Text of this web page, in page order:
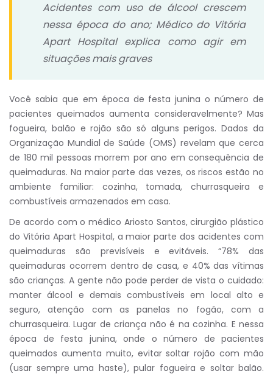
Acidentes com uso de álcool crescem
nessa época do ano; Médico do Vitória
Apart Hospital explica como agir em
situações mais graves
Você sabia que em época de festa junina o número de
pacientes queimados aumenta consideravelmente? Mas
fogueira, balão e rojão são só alguns perigos. Dados da
Organização Mundial de Saúde (OMS) revelam que cerca
de 180 mil pessoas morrem por ano em consequência de
queimaduras. Na maior parte das vezes, os riscos estão no
ambiente familiar: cozinha, tomada, churrasqueira e
combustíveis armazenados em casa.
De acordo com o médico Ariosto Santos, cirurgião plástico
do Vitória Apart Hospital, a maior parte dos acidentes com
queimaduras são previsíveis e evitáveis. “78% das
queimaduras ocorrem dentro de casa, e 40% das vítimas
são crianças. A gente não pode perder de vista o cuidado:
manter álcool e demais combustíveis em local alto e
seguro, atenção com as panelas no fogão, com a
churrasqueira. Lugar de criança não é na cozinha. E nessa
época de festa junina, onde o número de pacientes
queimados aumenta muito, evitar soltar rojão com mão
(usar sempre uma haste), pular fogueira e soltar balão.